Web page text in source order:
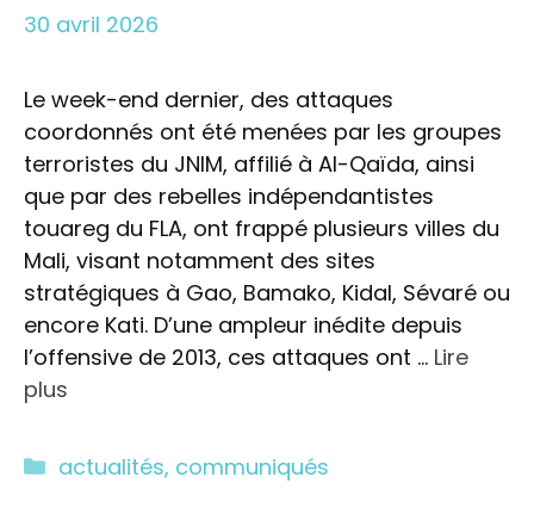
30 avril 2026
Le week-end dernier, des attaques
coordonnés ont été menées par les groupes
terroristes du JNIM, affilié à Al-Qaïda, ainsi
que par des rebelles indépendantistes
touareg du FLA, ont frappé plusieurs villes du
Mali, visant notamment des sites
stratégiques à Gao, Bamako, Kidal, Sévaré ou
encore Kati. D’une ampleur inédite depuis
l’offensive de 2013, ces attaques ont … Lire
plus
Catégories
actualités, communiqués